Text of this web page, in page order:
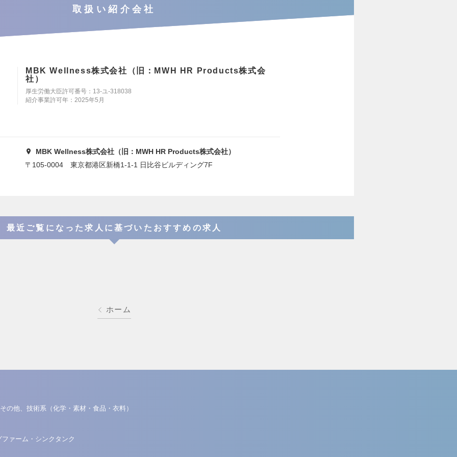
取扱い紹介会社
MBK Wellness株式会社（旧：MWH HR Products株式会
社）
厚生労働大臣許可番号：13-ユ-318038
紹介事業許可年：2025年5月
MBK Wellness株式会社（旧：MWH HR Products株式会社）
〒105-0004 東京都港区新橋1-1-1 日比谷ビルディング7F
最近ご覧になった求人に基づいたおすすめの求人
ホーム
その他、技術系（化学・素材・食品・衣料）
ァーム・シンクタンク